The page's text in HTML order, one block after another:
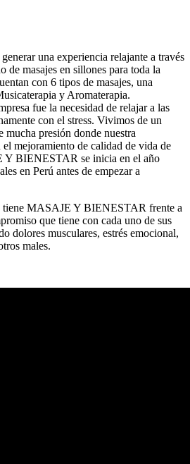
una experiencia relajante a través
de masajes en sillones para toda la
con 6 tipos de masajes, una
y Aromaterapia.
fue la necesidad de relajar a las
con el stress. Vivimos de un
presión donde nuestra
mejoramiento de calidad de vida de
Y BIENESTAR se inicia en el año
en Perú antes de empezar a
tiene MASAJE Y BIENESTAR frente a
que tiene con cada uno de sus
dolores musculares, estrés emocional,
males.